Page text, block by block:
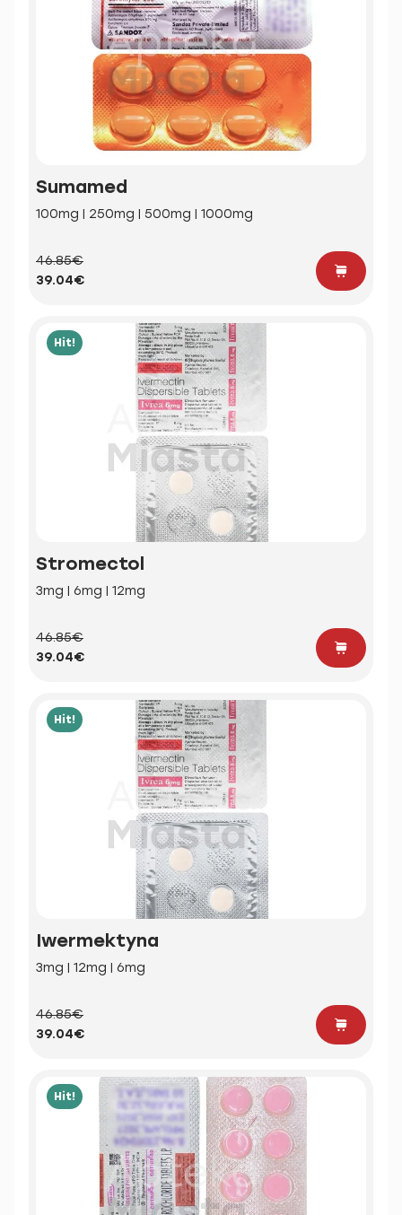
Sumamed
100mg | 250mg | 500mg | 1000mg
46.85€
39.04€
Hit!
Stromectol
3mg | 6mg | 12mg
46.85€
39.04€
Hit!
Iwermektyna
3mg | 12mg | 6mg
46.85€
39.04€
Hit!